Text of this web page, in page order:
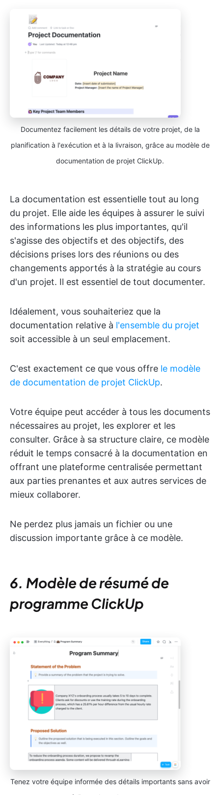
Documentez facilement les détails de votre projet, de la
planification à l'exécution et à la livraison, grâce au modèle de
documentation de projet ClickUp.
La documentation est essentielle tout au long
du projet. Elle aide les équipes à assurer le suivi
des informations les plus importantes, qu'il
s'agisse des objectifs et des objectifs, des
décisions prises lors des réunions ou des
changements apportés à la stratégie au cours
d'un projet. Il est essentiel de tout documenter.
Idéalement, vous souhaiteriez que la
documentation relative à l'ensemble du projet
soit accessible à un seul emplacement.
C'est exactement ce que vous offre le modèle
de documentation de projet ClickUp.
Votre équipe peut accéder à tous les documents
nécessaires au projet, les explorer et les
consulter. Grâce à sa structure claire, ce modèle
réduit le temps consacré à la documentation en
offrant une plateforme centralisée permettant
aux parties prenantes et aux autres services de
mieux collaborer.
Ne perdez plus jamais un fichier ou une
discussion importante grâce à ce modèle.
6. Modèle de résumé de
programme ClickUp
Tenez votre équipe informée des détails importants sans avoir